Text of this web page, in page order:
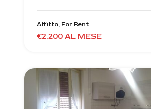
Affitto, For Rent
€2.200 AL MESE